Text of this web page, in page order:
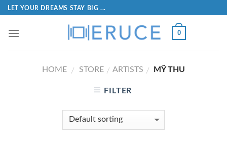
LET YOUR DREAMS STAY BIG ...
0
HOME / STORE / ARTISTS / MỸ THU
FILTER